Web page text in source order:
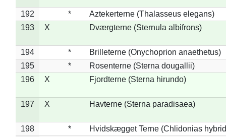
192 *
Aztekerterne (Thalasseus elegans)
193
X Dværgterne (Sternula albifrons)
194 *
Brilleterne (Onychoprion anaethetus)
195
*
Rosenterne (Sterna dougallii)
196
X Fjordterne (Sterna hirundo)
197 X Havterne (Sterna paradisaea)
198 *
Hvidskægget Terne (Chlidonias